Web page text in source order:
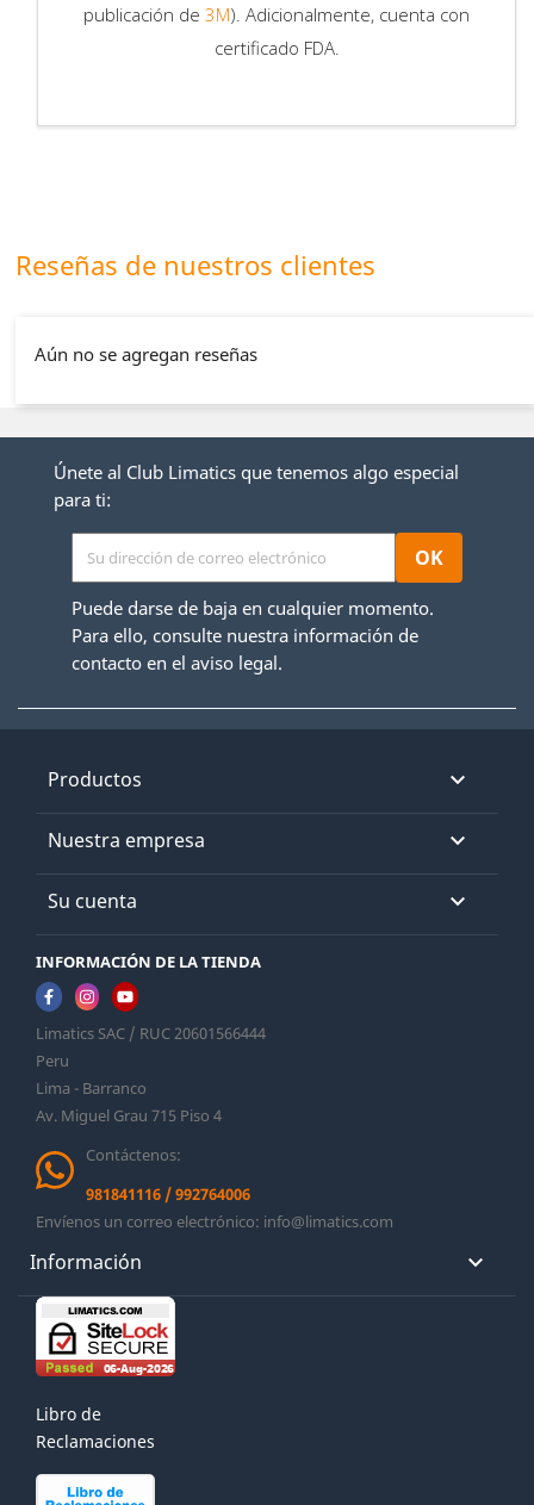
publicación de 3M). Adicionalmente, cuenta con
certificado FDA.
Reseñas de nuestros clientes
Aún no se agregan reseñas
Únete al Club Limatics que tenemos algo especial
para ti:
Puede darse de baja en cualquier momento.
Para ello, consulte nuestra información de
contacto en el aviso legal.
Productos 
Nuestra empresa 
Su cuenta 
INFORMACIÓN DE LA TIENDA
Limatics SAC / RUC 20601566444
Peru
Lima - Barranco
Av. Miguel Grau 715 Piso 4
Contáctenos:
981841116 /992764006
Envíenos un correo electrónico: info@limatics.com
Información 
Libro de
Reclamaciones